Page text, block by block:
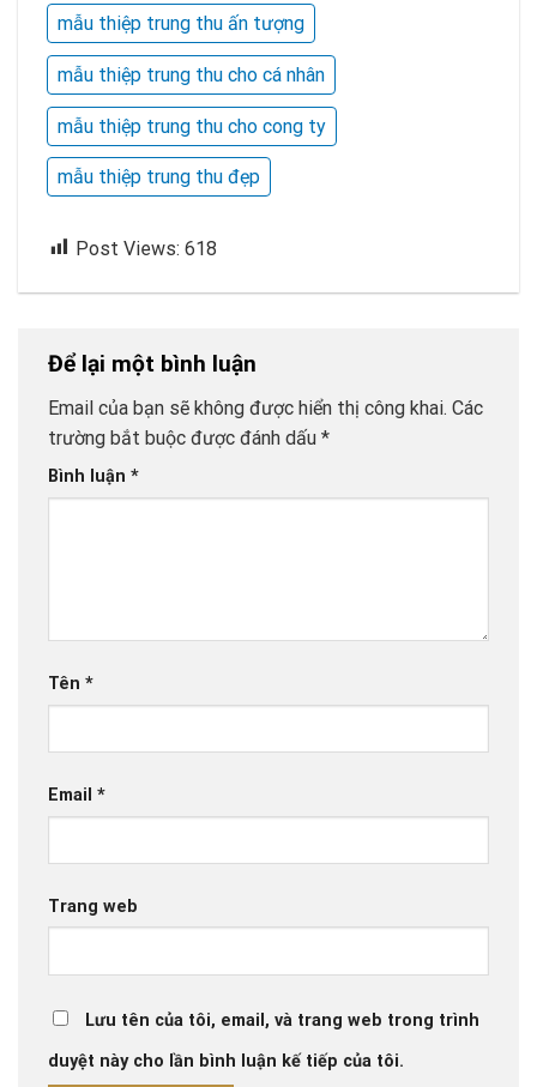
mẫu thiệp trung thu ấn tượng
mẫu thiệp trung thu cho cá nhân
mẫu thiệp trung thu cho cong ty
mẫu thiệp trung thu đẹp
Post Views: 618
Để lại một bình luận
Email của bạn sẽ không được hiển thị công khai. Các
trường bắt buộc được đánh dấu *
Bình luận *
Tên *
Email *
Trang web
Lưu tên của tôi, email, và trang web trong trình
duyệt này cho lần bình luận kế tiếp của tôi.